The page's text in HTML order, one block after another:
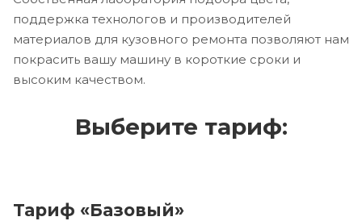
поддержка технологов и производителей
материалов для кузовного ремонта позволяют нам
покрасить вашу машину в короткие сроки и
высоким качеством.
Выберите тариф:
Тариф «Базовый»